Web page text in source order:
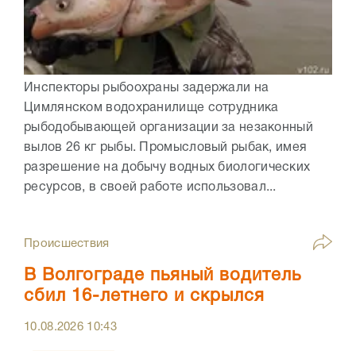
Инспекторы рыбоохраны задержали на
Цимлянском водохранилище сотрудника
рыбодобывающей организации за незаконный
вылов 26 кг рыбы. Промысловый рыбак, имея
разрешение на добычу водных биологических
ресурсов, в своей работе использовал...
Происшествия
В Волгограде пьяный водитель
сбил 16-летнего и скрылся
10.08.2026 10:43